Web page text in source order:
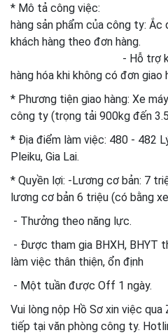
* Mô tả công
hàng sản phẩm của công ty: Ắc
khách hàng
- Hỗ trợ kế toán
hàng hóa khi không có đơn giao
* Phương tiện giao hàng: Xe
công ty (trọng tải 900kg đến
* Địa điểm làm việc: 480 - 482
Pleiku, Gia Lai.
* Quyền lợi: -Lương cơ bản: 7
lương cơ bản 6 triệu (có bằng
- Thưởng theo năng lực.
- Được tham gia BHXH, BHYT
làm việc thân thiện, ổn định
- Một tuần được Off 1 ngày.
Vui lòng nộp Hồ Sơ xin việc
tiếp tại văn phòng công ty.